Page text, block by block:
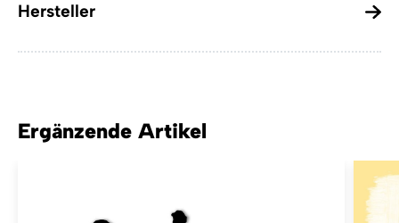
Hersteller
Ergänzende Artikel